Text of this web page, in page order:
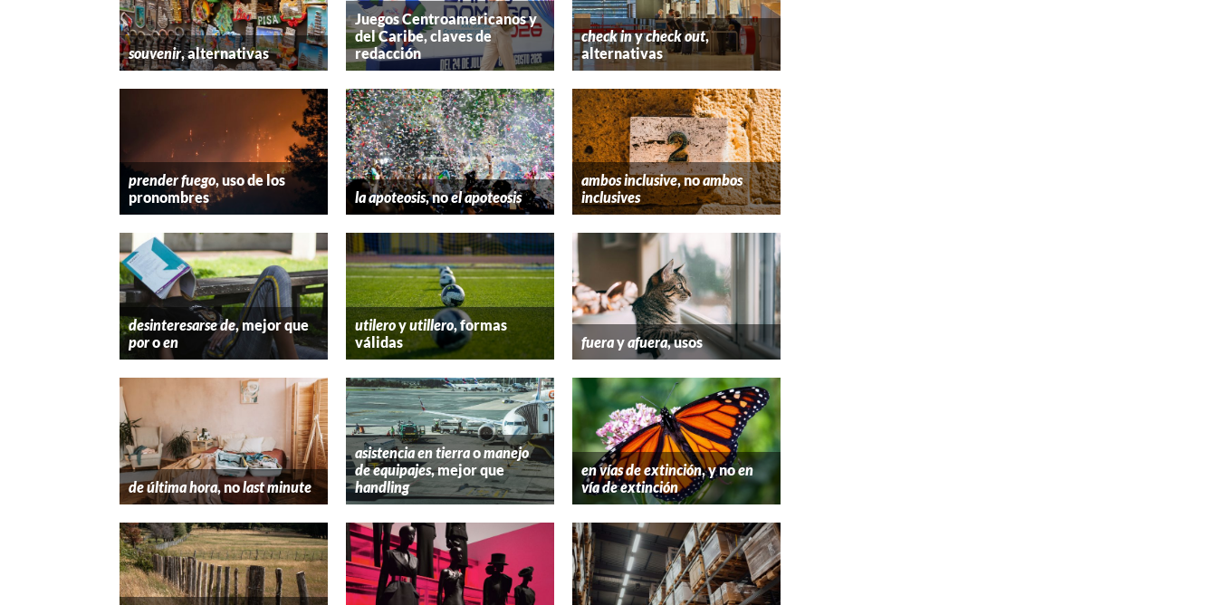
souvenir, alternativas
Juegos Centroamericanos y
del Caribe, claves de
redacción
check inycheck out,
alternativas
prender fuego, uso de los
pronombres
la apoteosis, noel apoteosis
ambos inclusive, noambos
inclusives
desinteresarse de, mejor que
poroen
utileroyutillero, formas
válidas
fuerayafuera, usos
de última hora, nolast minute
asistencia en tierraomanejo
de equipajes, mejor que
handling
en vías de extinción, y noen
vía de extinción